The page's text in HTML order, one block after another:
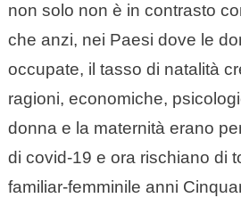
non solo non è in contrasto
che anzi, nei Paesi dove le
occupate, il tasso di natalità
ragioni, economiche,
donna e la maternità erano
di covid-19 e ora rischiano di
familiar-femminile anni